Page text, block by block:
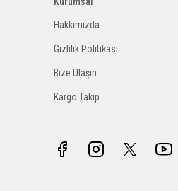
Hakkımızda
Gizlilik Politikası
Bize Ulaşın
Kargo Takip